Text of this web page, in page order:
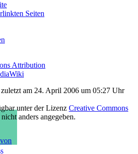
Seiten
am 24. April 2006 um 05:27 Uhr
unter der Lizenz Creative Commons
anders angegeben.